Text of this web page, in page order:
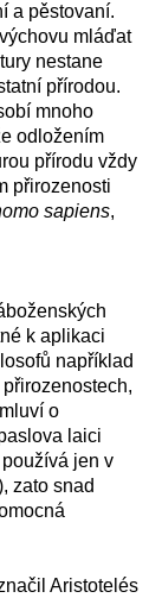
a pěstovaní.
mláďat
nestane
přírodou.
mnoho
odložením
přírodu vždy
přirozenosti
sapiens,
k aplikaci
například
o
laici
jen v
zato snad
Aristotelés